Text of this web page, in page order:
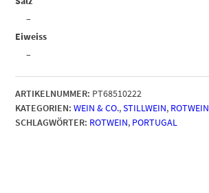
–
Eiweiss
–
ARTIKELNUMMER: PT68510222
KATEGORIEN: WEIN & CO.,STILLWEIN, ROTWEIN
SCHLAGWÖRTER: ROTWEIN, PORTUGAL